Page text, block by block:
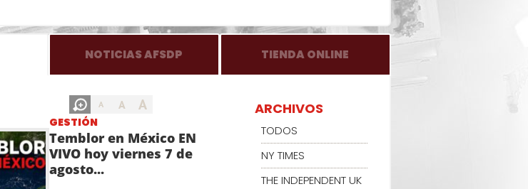
NOTICIAS AFSDP TIENDA ONLINE
A A A
GESTIÓN
Temblor en México EN
VIVO hoy viernes 7 de
agosto...
ARCHIVOS
TODOS
NY TIMES
THE INDEPENDENT UK